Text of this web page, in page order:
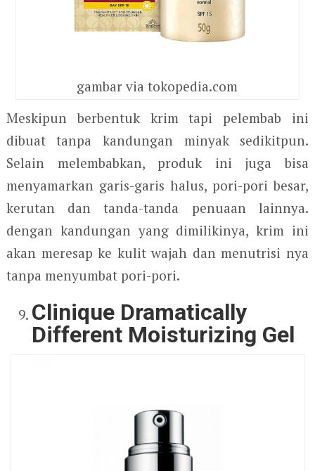
gambar via tokopedia.com
Meskipun berbentuk krim tapi pelembab ini
dibuat tanpa kandungan minyak sedikitpun.
Selain melembabkan, produk ini juga bisa
menyamarkan garis-garis halus, pori-pori besar,
kerutan dan tanda-tanda penuaan lainnya.
dengan kandungan yang dimilikinya, krim ini
akan meresap ke kulit wajah dan menutrisi nya
tanpa menyumbat pori-pori.
Clinique Dramatically
Different Moisturizing Gel